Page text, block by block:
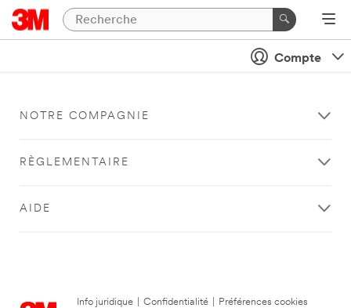
Compte
NOTRE COMPAGNIE
RÈGLEMENTAIRE
AIDE
Info juridique Confidentialité
Préférences cookies